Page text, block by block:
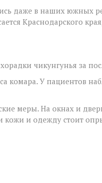
даже в наших южных
Краснодарского
чикунгунья за
комара. У пациентов
меры. На окнах и
кожи и одежду стоит